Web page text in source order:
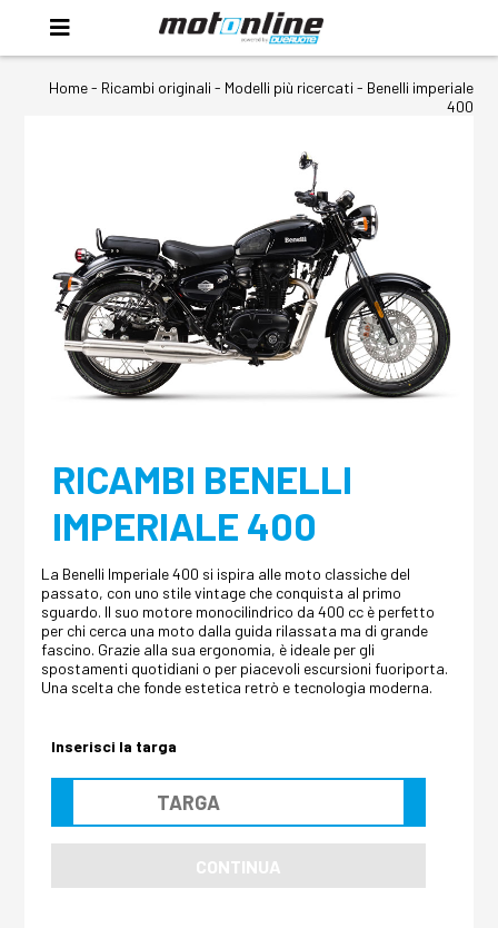
Home- Ricambi originali - Modelli più ricercati - Benelli imperiale
400
RICAMBI BENELLI
IMPERIALE 400
La Benelli Imperiale 400 si ispira alle moto classiche del
passato, con uno stile vintage che conquista al primo
sguardo. Il suo motore monocilindrico da 400 cc è perfetto
per chi cerca una moto dalla guida rilassata ma di grande
fascino. Grazie alla sua ergonomia, è ideale per gli
spostamenti quotidiani o per piacevoli escursioni fuoriporta.
Una scelta che fonde estetica retrò e tecnologia moderna.
Inserisci la targa
CONTINUA